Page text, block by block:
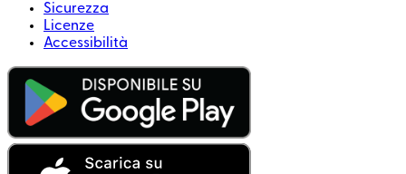
Sicurezza
Licenze
Accessibilità